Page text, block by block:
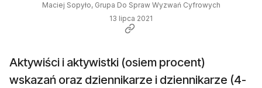
Maciej Sopyło, Grupa Do Spraw Wyzwań Cyfrowych
13 lipca 2021
Aktywiści i aktywistki (osiem procent)
wskazań oraz dziennikarze i dziennikarze (4-